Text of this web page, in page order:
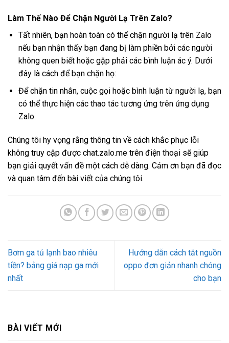
Làm Thế Nào Để Chặn Người Lạ Trên Zalo?
Tất nhiên, bạn hoàn toàn có thể chặn người lạ trên Zalo
nếu bạn nhận thấy bạn đang bị làm phiền bởi các người
không quen biết hoặc gặp phải các bình luận ác ý. Dưới
đây là cách để bạn chặn họ:
Để chặn tin nhắn, cuộc gọi hoặc bình luận từ người lạ, bạn
có thể thực hiện các thao tác tương ứng trên ứng dụng
Zalo.
Chúng tôi hy vọng rằng thông tin về cách khắc phục lỗi
không truy cập được chat.zalo.me trên điện thoại sẽ giúp
bạn giải quyết vấn đề một cách dễ dàng. Cảm ơn bạn đã đọc
và quan tâm đến bài viết của chúng tôi.
Bơm ga tủ lạnh bao nhiêu
tiền? bảng giá nạp ga mới
nhất
Hướng dẫn cách tắt nguồn
oppo đơn giản nhanh chóng
cho bạn
BÀI VIẾT MỚI